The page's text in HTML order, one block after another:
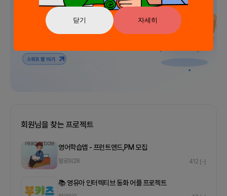
닫기 자세히
회원님을 찾는 프로젝트
영어학습앱 - 프런트엔드,PM 모집
팔로워 28 412 (-)
📚 영유아 인터렉티브 동화 어플 프로젝트